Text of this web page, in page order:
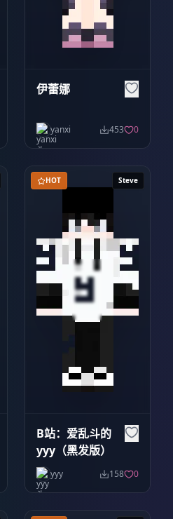
伊蕾娜
yanxi 453 0
Steve
HOT
B站：爱乱斗的
yyy（黑发版）
yyy 158 0